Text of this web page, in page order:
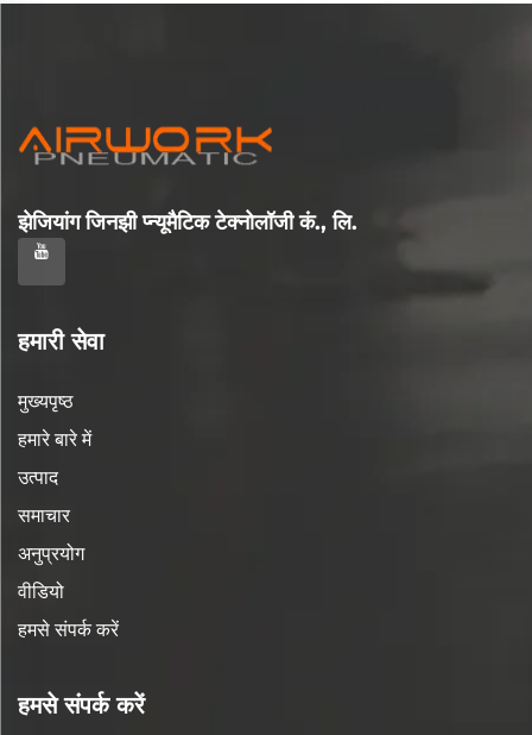
झेजियांग जिनझी प्न्यूमैटिक टेक्नोलॉजी कं., लि.
हमारी सेवा
मुख्यपृष्ठ
हमारे बारे में
उत्पाद
समाचार
अनुप्रयोग
वीडियो
हमसे संपर्क करें
हमसे संपर्क करें